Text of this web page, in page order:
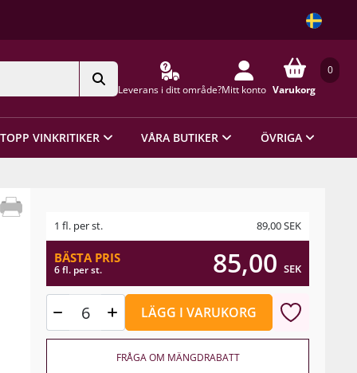
Leverans i ditt område?Mitt konto
0
Varukorg
TOPP VINKRITIKER VÅRA BUTIKER ÖVRIGA
1 fl. per st. 89,00SEK
BÄSTA PRIS
6 fl. per st. 85,00 SEK
LÄGG I VARUKORG
FRÅGA OM MÄNGDRABATT